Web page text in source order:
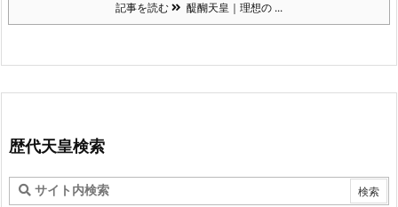
記事を読む 醍醐天皇｜理想の ...
歴代天皇検索